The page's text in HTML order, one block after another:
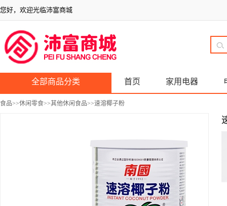
您好，欢迎光临沛富商城
全部商品分类 首页 家用电器
食品>>休闲零食>>其他休闲食品>>速溶椰子粉